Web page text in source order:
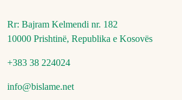
Rr: Bajram Kelmendi nr. 182
10000 Prishtinë, Republika e Kosovës
+383 38 224024
info@bislame.net